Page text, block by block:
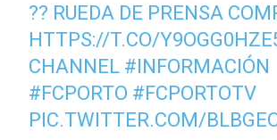
?? RUEDA DE PRENSA
HTTPS://T.CO/
CHANNEL #INFORMACIÓN
#FCPORTO #FCPORTOTV
PIC.TWITTER.COM/